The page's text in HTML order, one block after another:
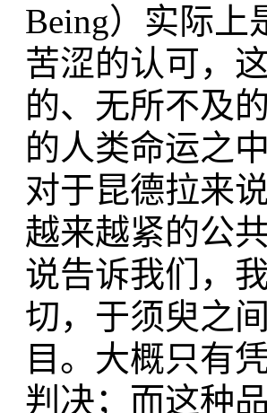
Being）实际上
苦涩的认可，
的、无所不及
的人类命运之
对于昆德拉来
越来越紧的公
说告诉我们，
切，于须臾之
目。大概只有
判决；而这种